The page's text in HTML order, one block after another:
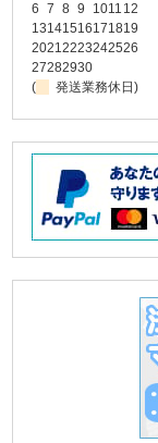
6 7 8 9 1011 12
13141516171819
20212223242526
27282930
(
発送業務休日)